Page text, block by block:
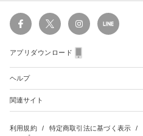
アプリダウンロード
ヘルプ
ショッピングガイド
関連サイト
雑誌定期購読について
利用規約 特定商取引法に基づく表示